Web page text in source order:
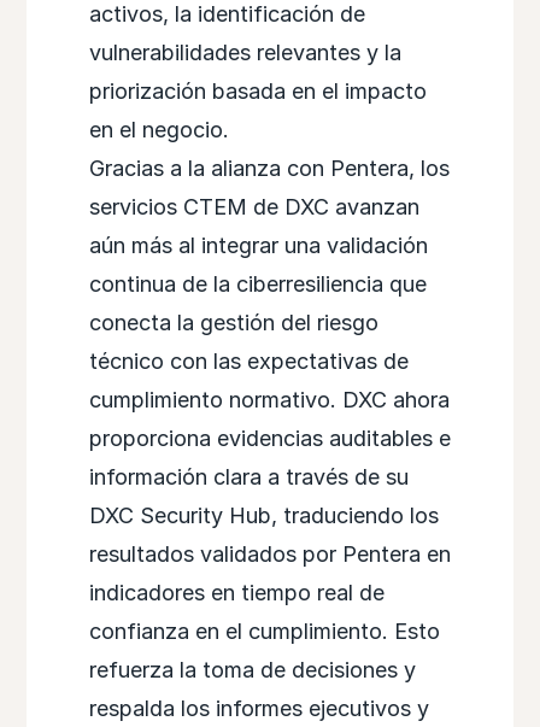
activos, la identificación de
vulnerabilidades relevantes y la
priorización basada en el impacto
en el negocio.
Gracias a la alianza con Pentera, los
servicios CTEM de DXC avanzan
aún más al integrar una validación
continua de la ciberresiliencia que
conecta la gestión del riesgo
técnico con las expectativas de
cumplimiento normativo. DXC ahora
proporciona evidencias auditables e
información clara a través de su
DXC Security Hub, traduciendo los
resultados validados por Pentera en
indicadores en tiempo real de
confianza en el cumplimiento. Esto
refuerza la toma de decisiones y
respalda los informes ejecutivos y